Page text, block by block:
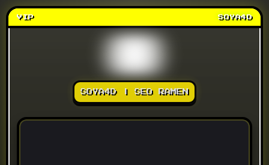
VIP SOYA4D
SOYA4D | SEO RAMEN